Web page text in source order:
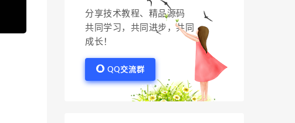
分享技术教程、精品源码
共同学习，共同进步，共同
成长！
QQ交流群